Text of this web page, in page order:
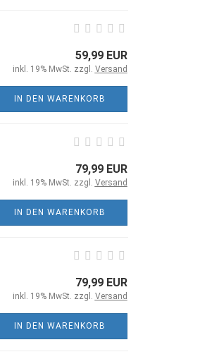
59,99 EUR
inkl. 19% MwSt. zzgl. Versand
IN DEN WARENKORB
79,99 EUR
inkl. 19% MwSt. zzgl. Versand
IN DEN WARENKORB
79,99 EUR
inkl. 19% MwSt. zzgl. Versand
IN DEN WARENKORB